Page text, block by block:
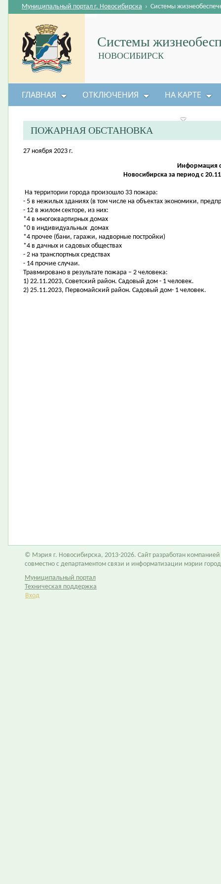
Системы
НОВОСИБИРСК
Муниципальный портал г. Новосибирска › Системы
ГЛАВНАЯ ОТКЛЮЧЕНИЯ НА КАРТЕ
ПОЖАРНАЯ ОБСТАНОВКА
27 ноября 2023 г.
Информация
Новосибирска за период с
На территории города произошло 33 пожара:
- 5 в нежилых зданиях (в том числе на объектах экономики,
- 12 в жилом секторе, из них:
*4 в многоквартирных домах
*0 в индивидуальных домах
*4 прочее (бани, гаражи, надворные постройки)
*4 в дачных и садовых обществах
- 2 на транспортных средствах
- 14 прочие случаи.
Травмировано в результате пожара – 2 человека:
1) 22.11.2023, Советский район. Садовый дом - 1 человек.
2) 25.11.2023, Первомайский район. Садовый дом- 1 человек.
© Мэрия г. Новосибирска, 2013-2026. Сайт разработан компанией
совместно с департаментом связи и информатизации мэрии
Муниципальный портал
Техническая поддержка
Вход